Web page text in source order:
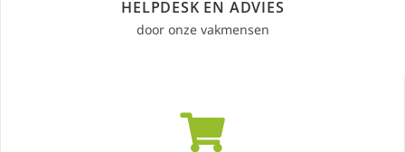
HELPDESK EN ADVIES
door onze vakmensen